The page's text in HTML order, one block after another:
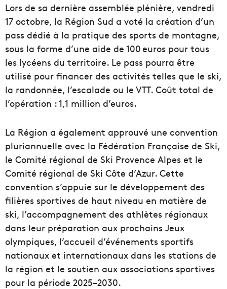
Lors de sa dernière assemblée plénière, vendredi
17 octobre, la Région Sud a voté la création d’un
pass dédié à la pratique des sports de montagne,
sous la forme d’une aide de 100 euros pour tous
les lycéens du territoire. Le pass pourra être
utilisé pour financer des activités telles que le ski,
la randonnée, l’escalade ou le VTT. Coût total de
l’opération : 1,1 million d’euros.
La Région a également approuvé une convention
pluriannuelle avec la Fédération Française de Ski,
le Comité régional de Ski Provence Alpes et le
Comité régional de Ski Côte d’Azur. Cette
convention s’appuie sur le développement des
filières sportives de haut niveau en matière de
ski, l’accompagnement des athlètes régionaux
dans leur préparation aux prochains Jeux
olympiques, l’accueil d’événements sportifs
nationaux et internationaux dans les stations de
la région et le soutien aux associations sportives
pour la période 2025–2030.